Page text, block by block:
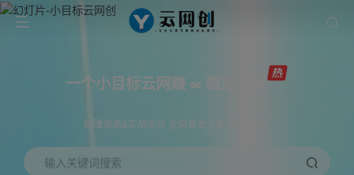
一个小目标云网赚 ∞ 稳定更新
网赚资源&实战项目 全网首发全年365天更新
输入关键词搜索